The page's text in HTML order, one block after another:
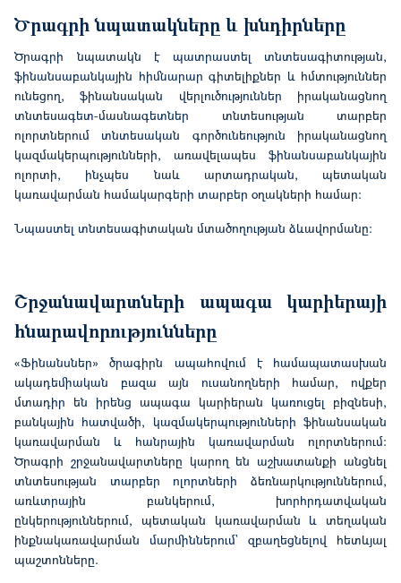
Ծրագրի նպատակները և խնդիրները
Ծրագրի նպատակն է պատրաստել տնտեսագիտության,
ֆինանսաբանկային հիմնարար գիտելիքներ և հմտություններ
ունեցող, ֆինանսական վերլուծություններ իրականացնող
տնտեսագետ-մասնագետներ տնտեսության տարբեր
ոլորտներում տնտեսական գործունեություն իրականացնող
կազմակերպությունների, առավելապես ֆինանսաբանկային
ոլորտի, ինչպես նաև արտադրական, պետական
կառավարման համակարգերի տարբեր օղակների համար:
Նպաստել տնտեսագիտական մտածողության ձևավորմանը:
Շրջանավարտների ապագա կարիերայի
հնարավորությունները
«Ֆինանսներ» ծրագիրն ապահովում է համապատասխան
ակադեմիական բազա այն ուսանողների համար, ովքեր
մտադիր են իրենց ապագա կարիերան կառուցել բիզնեսի,
բանկային հատվածի, կազմակերպությունների ֆինանսական
կառավարման և հանրային կառավարման ոլորտներում:
Ծրագրի շրջանավարտները կարող են աշխատանքի անցնել
տնտեսության տարբեր ոլորտների ձեռնարկություններում,
առևտրային բանկերում, խորհրդատվական
ընկերություններում, պետական կառավարման և տեղական
ինքնակառավարման մարմիններում` զբաղեցնելով հետևյալ
պաշտոնները.